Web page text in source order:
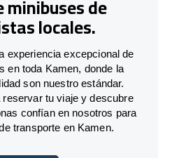
minibuses de
locales.
experiencia excepcional de
en toda Kamen, donde la
son nuestro estándar.
tu viaje y descubre
confían en nosotros para
transporte en Kamen.